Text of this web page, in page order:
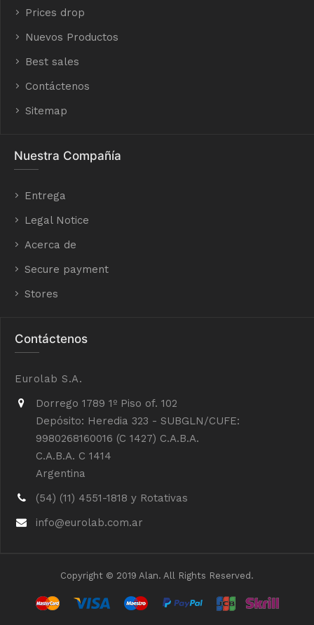
Prices drop
Nuevos Productos
Best sales
Contáctenos
Sitemap
Nuestra Compañía
Entrega
Legal Notice
Acerca de
Secure payment
Stores
Contáctenos
Eurolab S.A.
Dorrego 1789 1º Piso of. 102
Depósito: Heredia 323 - SUBGLN/CUFE:
9980268160016 (C 1427) C.A.B.A.
C.A.B.A. C 1414
Argentina
(54) (11) 4551-1818 y Rotativas
info@eurolab.com.ar
Copyright © 2019 Alan. All Rights Reserved.